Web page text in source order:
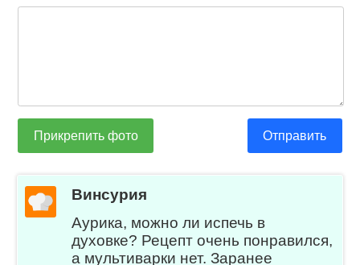
Прикрепить фото Отправить
Винсурия
Аурика, можно ли испечь в
духовке? Рецепт очень понравился,
а мультиварки нет. Заранее